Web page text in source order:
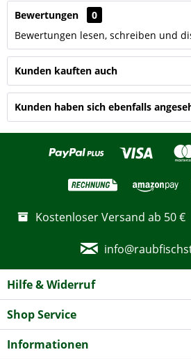
Bewertungen
0
Bewertungen lesen, schreiben und
Kunden kauften auch
Kunden haben sich ebenfalls
Kostenloser Versand ab 50 €
Hilfe & Widerruf
Shop Service
Informationen